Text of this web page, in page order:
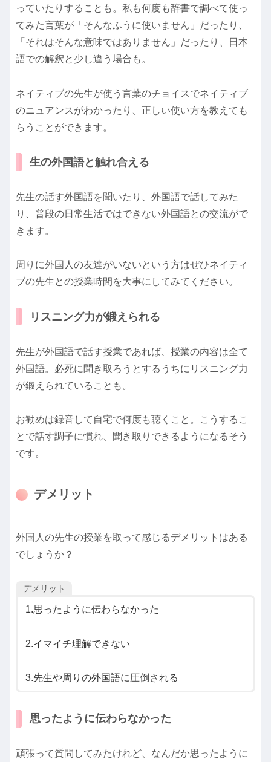
っていたりすることも。私も何度も辞書で調べて使っ
てみた言葉が「そんなふうに使いません」だったり、
「それはそんな意味ではありません」だったり、日本
語での解釈と少し違う場合も。
ネイティブの先生が使う言葉のチョイスでネイティブ
のニュアンスがわかったり、正しい使い方を教えても
らうことができます。
生の外国語と触れ合える
先生の話す外国語を聞いたり、外国語で話してみた
り、普段の日常生活ではできない外国語との交流がで
きます。
周りに外国人の友達がいないという方はぜひネイティ
ブの先生との授業時間を大事にしてみてください。
リスニング力が鍛えられる
先生が外国語で話す授業であれば、授業の内容は全て
外国語。必死に聞き取ろうとするうちにリスニング力
が鍛えられていることも。
お勧めは録音して自宅で何度も聴くこと。こうするこ
とで話す調子に慣れ、聞き取りできるようになるそう
です。
デメリット
外国人の先生の授業を取って感じるデメリットはある
でしょうか？
デメリット
1.思ったように伝わらなかった
2.イマイチ理解できない
3.先生や周りの外国語に圧倒される
思ったように伝わらなかった
頑張って質問してみたけれど、なんだか思ったように